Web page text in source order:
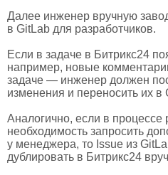
Далее инженер вручную
в GitLab для разработчиков.
Если в задаче в Битрикс24
например, новые
задаче — инженер должен
изменения и переносить их в
Аналогично, если в процессе
необходимость запросить
у менеджера, то Issue из
дублировать в Битрикс24